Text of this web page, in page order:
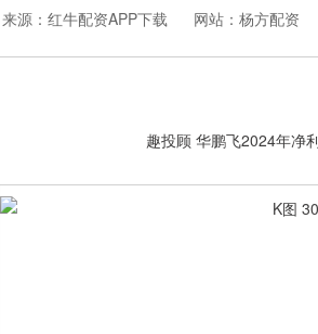
来源：红牛配资APP下载 网站：杨方配资